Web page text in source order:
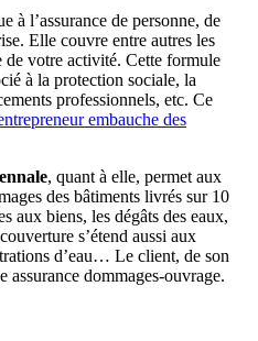
à l’assurance de personne, de
Elle couvre entre autres les
de votre activité. Cette formule
à la protection sociale, la
professionnels, etc. Ce
embauche des
, quant à elle, permet aux
des bâtiments livrés sur 10
aux biens, les dégâts des eaux,
s’étend aussi aux
d’eau… Le client, de son
assurance dommages-ouvrage.